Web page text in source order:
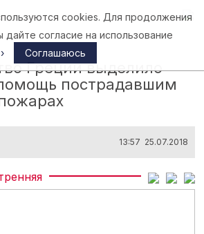
Афины
Греции выделило
пострадавшим
13:57 25.07.2018
cookies. Для продолжения
согласие на использование
Соглашаюсь